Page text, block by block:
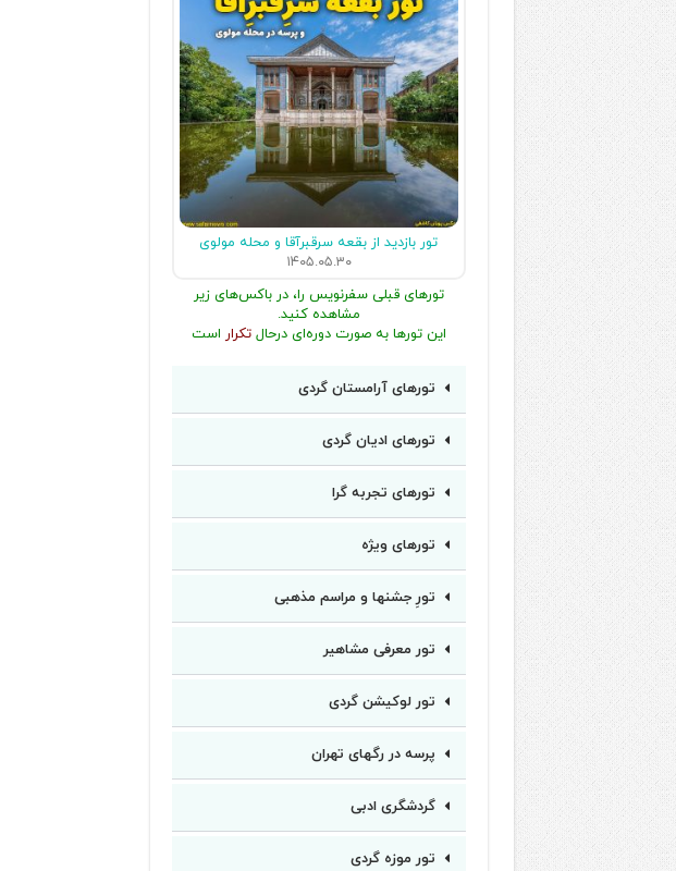
تور بازدید از بقعه سرقبرآقا و محله مولوی
۱۴۰۵.۰۵.۳۰
تورهای قبلی سفرنویس را، در باکس‌های زیر
مشاهده کنید.
این تورها به صورت دوره‌ای درحالتکرار است
تورهای آرامستان گردی
تورهای ادیان گردی
تورهای تجربه گرا
تورهای ویژه
تورِ جشنها و مراسم مذهبی
تور معرفی مشاهیر
تور لوکیشن گردی
پرسه در رگهای تهران
گردشگری ادبی
تور موزه گردی